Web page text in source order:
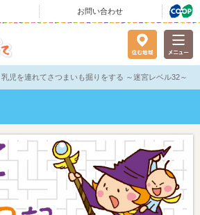
お問い合わせ
乳児を連れてさつまいも掘りをする ～迷宮レベル32～